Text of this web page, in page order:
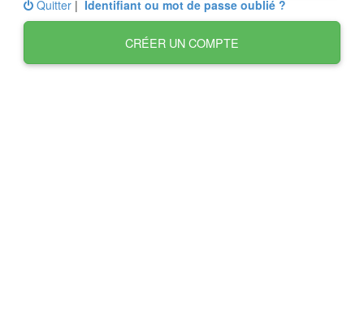
Quitter | Identifiant ou mot de passe oublié ?
CRÉER UN COMPTE